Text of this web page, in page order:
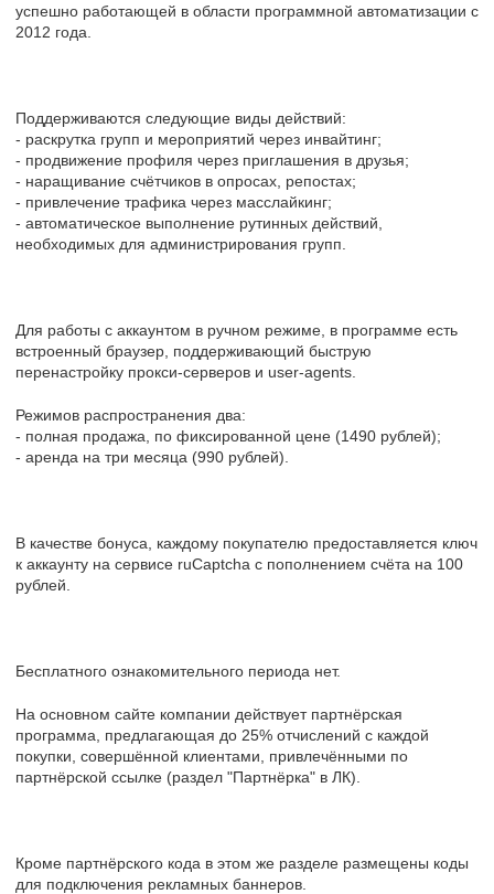
успешно работающей в области программной автоматизации с
2012 года.
Поддерживаются следующие виды действий:
- раскрутка групп и мероприятий через инвайтинг;
- продвижение профиля через приглашения в друзья;
- наращивание счётчиков в опросах, репостах;
- привлечение трафика через масслайкинг;
- автоматическое выполнение рутинных действий,
необходимых для администрирования групп.
Для работы с аккаунтом в ручном режиме, в программе есть
встроенный браузер, поддерживающий быструю
перенастройку прокси-серверов и user-agents.
Режимов распространения два:
- полная продажа, по фиксированной цене (1490 рублей);
- аренда на три месяца (990 рублей).
В качестве бонуса, каждому покупателю предоставляется ключ
к аккаунту на сервисе ruCaptcha с пополнением счёта на 100
рублей.
Бесплатного ознакомительного периода нет.
На основном сайте компании действует партнёрская
программа, предлагающая до 25% отчислений с каждой
покупки, совершённой клиентами, привлечёнными по
партнёрской ссылке (раздел "Партнёрка" в ЛК).
Кроме партнёрского кода в этом же разделе размещены коды
для подключения рекламных баннеров.